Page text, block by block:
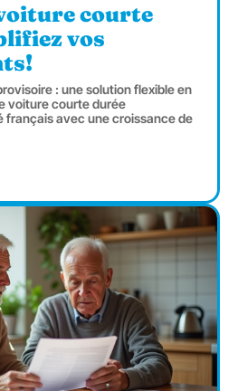
courte
vos
: une solution flexible en
voiture courte durée
français avec une croissance de